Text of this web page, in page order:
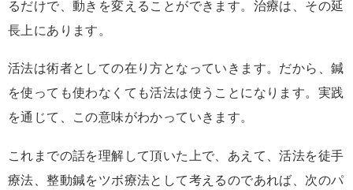
るだけで、動きを変えることができます。治療は、その延
長上にあります。
活法は術者としての在り方となっていきます。だから、鍼
を使っても使わなくても活法は使うことになります。実践
を通じて、この意味がわかっていきます。
これまでの話を理解して頂いた上で、あえて、活法を徒手
療法、整動鍼をツボ療法として考えるのであれば、次のパ